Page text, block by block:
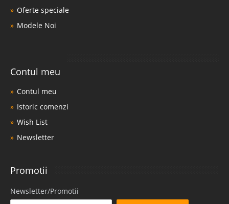
Oferte speciale
Modele Noi
Contul meu
Contul meu
Istoric comenzi
Wish List
Newsletter
Promotii
Newsletter/Promotii